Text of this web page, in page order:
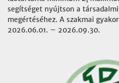
segítséget nyújtson a
megértéséhez. A szakmai
2026.06.01. – 2026.09.30.